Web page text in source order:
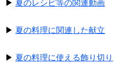
▶ 夏のレシピ等の関連動画
▶ 夏の料理に関連した献立
▶ 夏の料理に使える飾り切り